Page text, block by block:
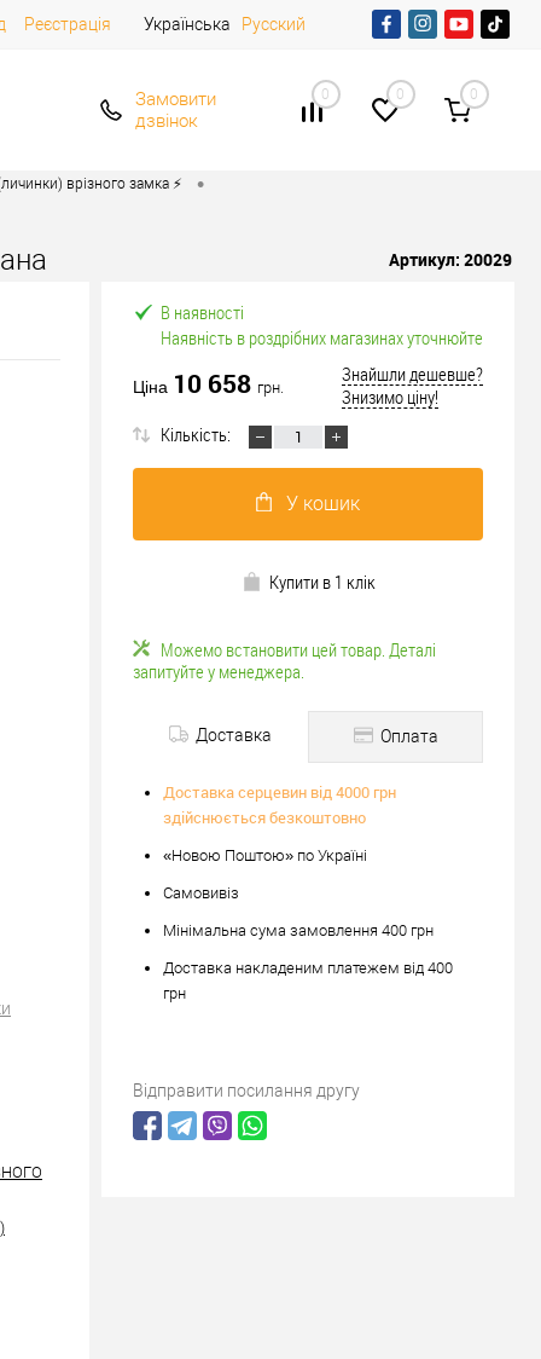
Реєстрація Українська Русский
Замовити
дзвінок
0 0 0
врізного замка ⚡️ •
Артикул: 20029
В наявності
Наявність в роздрібних магазинах уточнюйте
Ціна 10 658 грн.
Знайшли дешевше?
Знизимо ціну!
Кількість:
У кошик
Купити в 1 клік
Можемо встановити цей товар. Деталі
запитуйте у менеджера.
Доставка Оплата
Доставка серцевин від 4000 грн
здійснюється безкоштовно
«Новою Поштою» по Україні
Самовивіз
Мінімальна сума замовлення 400 грн
Доставка накладеним платежем від 400
грн
Відправити посилання другу